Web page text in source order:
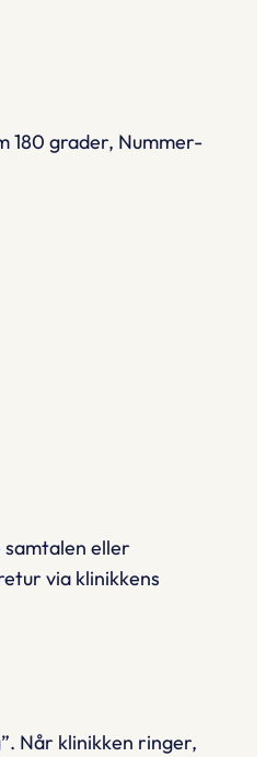
180 grader, Nummer-
eller
via klinikkens
Når klinikken ringer,